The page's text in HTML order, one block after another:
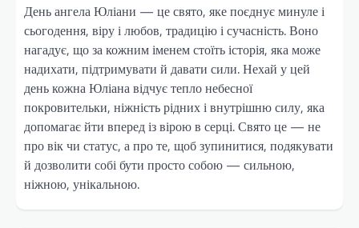
День ангела Юліани — це свято, яке поєднує минуле і
сьогодення, віру і любов, традицію і сучасність. Воно
нагадує, що за кожним іменем стоїть історія, яка може
надихати, підтримувати й давати сили. Нехай у цей
день кожна Юліана відчує тепло небесної
покровительки, ніжність рідних і внутрішню силу, яка
допомагає йти вперед із вірою в серці. Свято це — не
про вік чи статус, а про те, щоб зупинитися, подякувати
й дозволити собі бути просто собою — сильною,
ніжною, унікальною.